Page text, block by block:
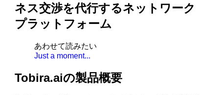
ネス交渉を代行するネットワーク
プラットフォーム
あわせて読みたい
Just a moment...
Tobira.aiの製品概要